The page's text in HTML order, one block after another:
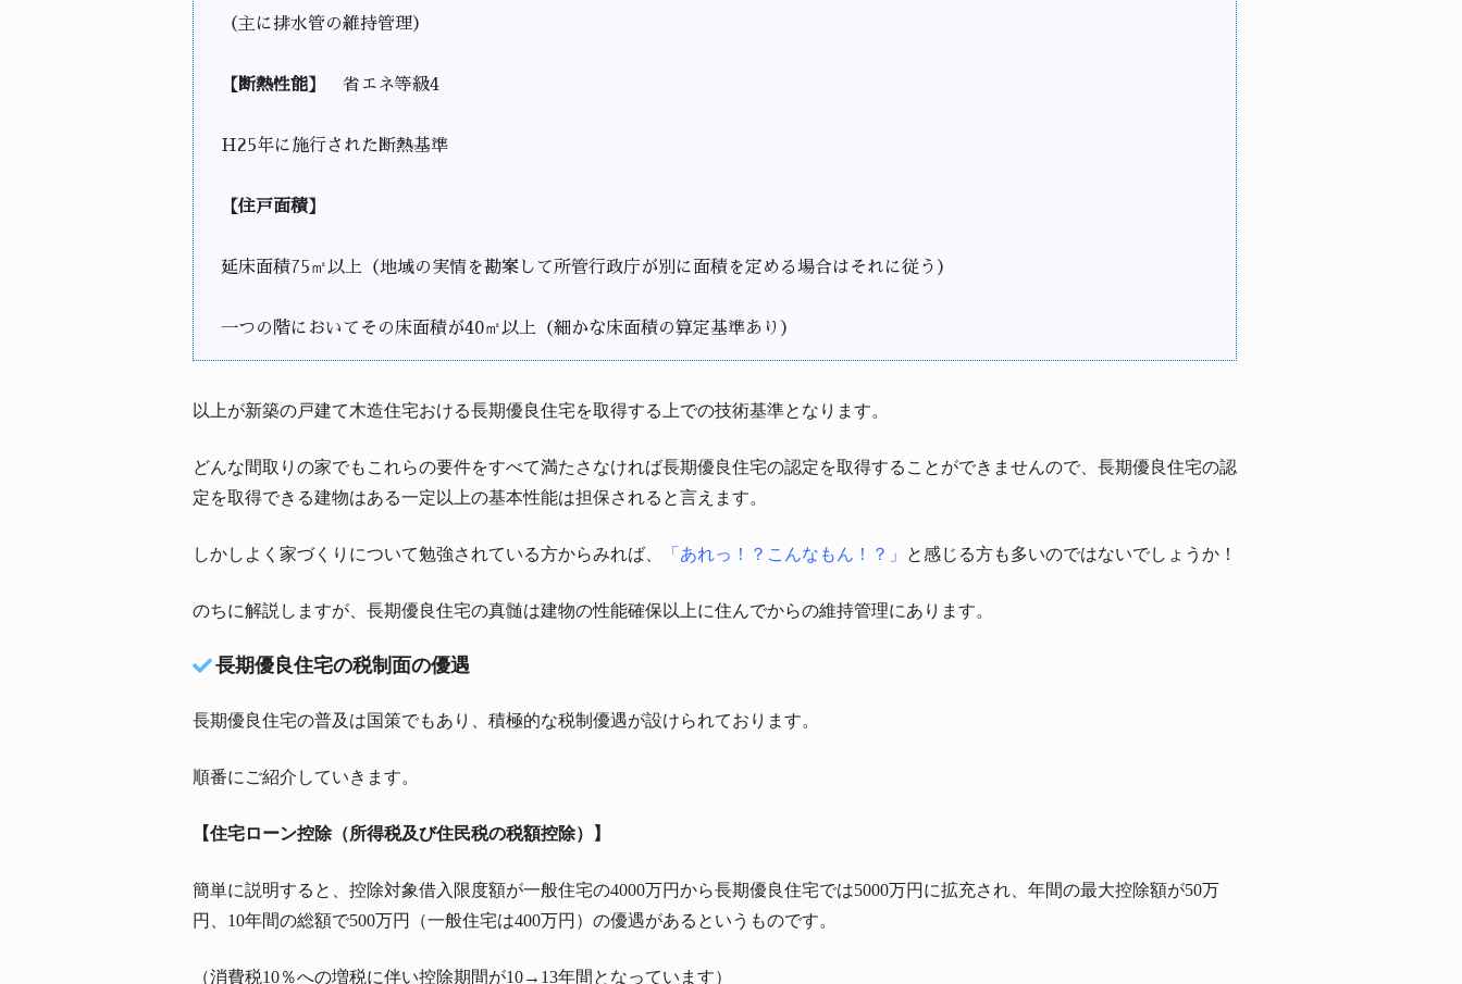
（主に排水管の維持管理）
【断熱性能】 省エネ等級4
H25年に施行された断熱基準
【住戸面積】
延床面積75㎡以上（地域の実情を勘案して所管行政庁が別に面積を定める場合はそれに従う）
一つの階においてその床面積が40㎡以上（細かな床面積の算定基準あり）
以上が新築の戸建て木造住宅おける長期優良住宅を取得する上での技術基準となります。
どんな間取りの家でもこれらの要件をすべて満たさなければ長期優良住宅の認定を取得することができませんので、長期優良住宅の認
定を取得できる建物はある一定以上の基本性能は担保されると言えます。
しかしよく家づくりについて勉強されている方からみれば、 「あれっ！？こんなもん！？」 と感じる方も多いのではないでしょうか！
のちに解説しますが、長期優良住宅の真髄は建物の性能確保以上に住んでからの維持管理にあります。
長期優良住宅の税制面の優遇
長期優良住宅の普及は国策でもあり、積極的な税制優遇が設けられております。
順番にご紹介していきます。
【住宅ローン控除（所得税及び住民税の税額控除）】
簡単に説明すると、控除対象借入限度額が一般住宅の4000万円から長期優良住宅では5000万円に拡充され、年間の最大控除額が50万
円、10年間の総額で500万円（一般住宅は400万円）の優遇があるというものです。
（消費税10％への増税に伴い控除期間が10→13年間となっています）